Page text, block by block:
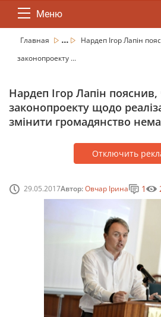
Меню
Главная ...
Нардеп Ігор Лапін
законопроекту ...
Нардеп Ігор Лапін
законопроекту щодо
змінити громадянство
Отключить
29.05.2017Автор:Овчар Ірина 1